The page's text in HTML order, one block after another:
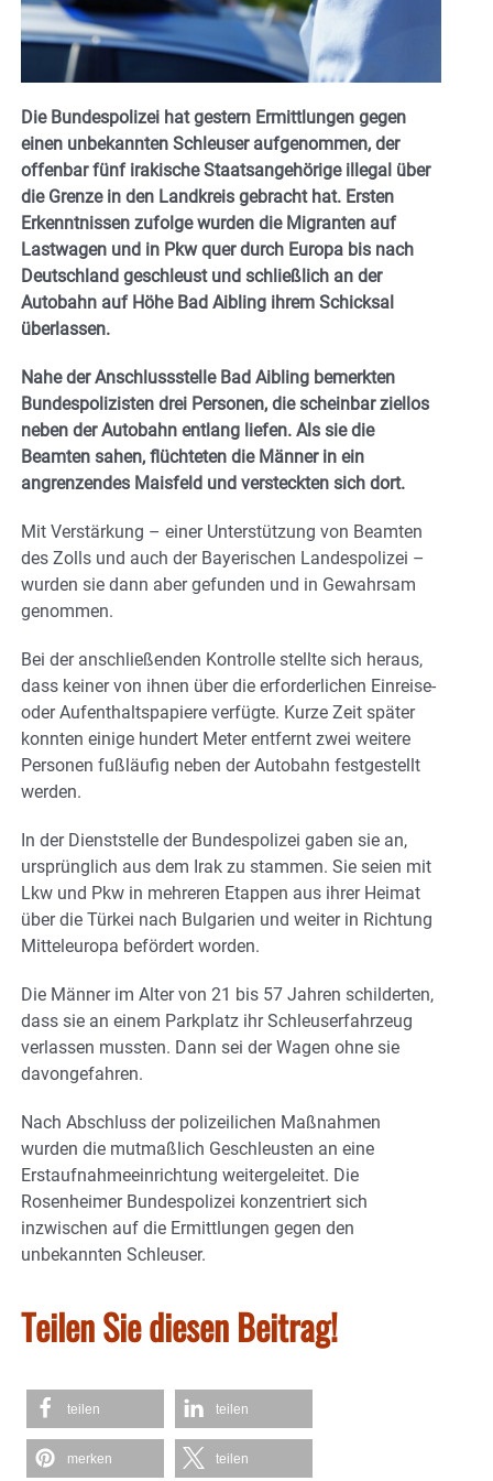
Die Bundespolizei hat gestern Ermittlungen gegen
einen unbekannten Schleuser aufgenommen, der
offenbar fünf irakische Staatsangehörige illegal über
die Grenze in den Landkreis gebracht hat. Ersten
Erkenntnissen zufolge wurden die Migranten auf
Lastwagen und in Pkw quer durch Europa bis nach
Deutschland geschleust und schließlich an der
Autobahn auf Höhe Bad Aibling ihrem Schicksal
überlassen.
Nahe der Anschlussstelle Bad Aibling bemerkten
Bundespolizisten drei Personen, die scheinbar ziellos
neben der Autobahn entlang liefen. Als sie die
Beamten sahen, flüchteten die Männer in ein
angrenzendes Maisfeld und versteckten sich dort.
Mit Verstärkung – einer Unterstützung von Beamten
des Zolls und auch der Bayerischen Landespolizei –
wurden sie dann aber gefunden und in Gewahrsam
genommen.
Bei der anschließenden Kontrolle stellte sich heraus,
dass keiner von ihnen über die erforderlichen Einreise-
oder Aufenthaltspapiere verfügte. Kurze Zeit später
konnten einige hundert Meter entfernt zwei weitere
Personen fußläufig neben der Autobahn festgestellt
werden.
In der Dienststelle der Bundespolizei gaben sie an,
ursprünglich aus dem Irak zu stammen. Sie seien mit
Lkw und Pkw in mehreren Etappen aus ihrer Heimat
über die Türkei nach Bulgarien und weiter in Richtung
Mitteleuropa befördert worden.
Die Männer im Alter von 21 bis 57 Jahren schilderten,
dass sie an einem Parkplatz ihr Schleuserfahrzeug
verlassen mussten. Dann sei der Wagen ohne sie
davongefahren.
Nach Abschluss der polizeilichen Maßnahmen
wurden die mutmaßlich Geschleusten an eine
Erstaufnahmeeinrichtung weitergeleitet. Die
Rosenheimer Bundespolizei konzentriert sich
inzwischen auf die Ermittlungen gegen den
unbekannten Schleuser.
Teilen Sie diesen Beitrag!
teilen teilen
merken teilen